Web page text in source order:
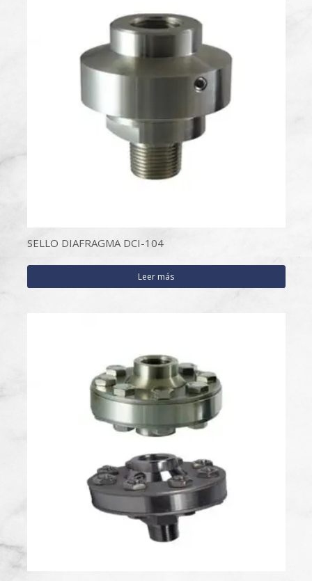
SELLO DIAFRAGMA DCI-104
Leer más